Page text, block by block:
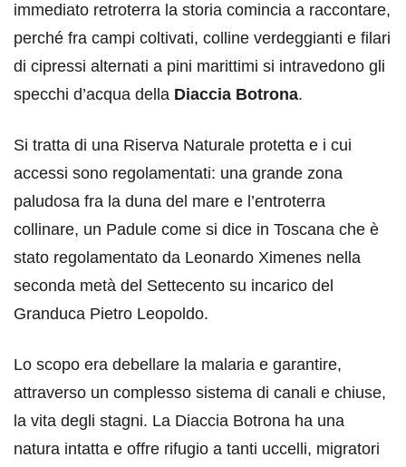
immediato retroterra la storia comincia a raccontare,
perché fra campi coltivati, colline verdeggianti e filari
di cipressi alternati a pini marittimi si intravedono gli
specchi d’acqua della Diaccia Botrona.
Si tratta di una Riserva Naturale protetta e i cui
accessi sono regolamentati: una grande zona
paludosa fra la duna del mare e l’entroterra
collinare, un Padule come si dice in Toscana che è
stato regolamentato da Leonardo Ximenes nella
seconda metà del Settecento su incarico del
Granduca Pietro Leopoldo.
Lo scopo era debellare la malaria e garantire,
attraverso un complesso sistema di canali e chiuse,
la vita degli stagni. La Diaccia Botrona ha una
natura intatta e offre rifugio a tanti uccelli, migratori